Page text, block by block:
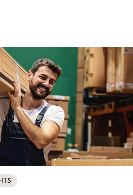
will, braucht keine